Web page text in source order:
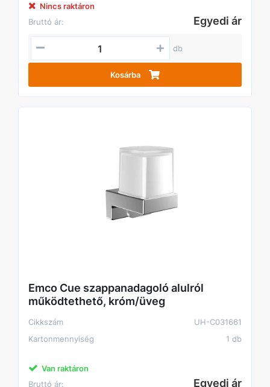
Nincs raktáron
Bruttó ár:
Egyedi ár
db
Kosárba
Emco Cue szappanadagoló alulról
működtethető, króm/üveg
Cikkszám
UH-C031661
Kartonmennyiség
1 db
Van raktáron
Bruttó ár:
Egyedi ár